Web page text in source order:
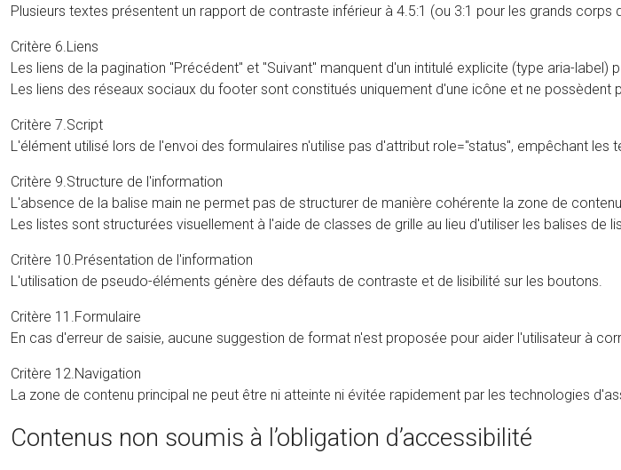
Plusieurs textes présentent un rapport de contraste inférieur à 4.5:1 (ou 3:1 pour les grands
Critère 6.Liens
Les liens de la pagination "Précédent" et "Suivant" manquent d'un intitulé explicite (type aria-
Les liens des réseaux sociaux du footer sont constitués uniquement d'une icône et ne possèdent
Critère 7.Script
L'élément utilisé lors de l'envoi des formulaires n'utilise pas d'attribut role="status", empêchant
Critère 9.Structure de l'information
L'absence de la balise main ne permet pas de structurer de manière cohérente la zone de
Les listes sont structurées visuellement à l'aide de classes de grille au lieu d'utiliser les balises de
Critère 10.Présentation de l'information
L'utilisation de pseudo-éléments génère des défauts de contraste et de lisibilité sur les boutons.
Critère 11.Formulaire
En cas d'erreur de saisie, aucune suggestion de format n'est proposée pour aider l'utilisateur à
Critère 12.Navigation
La zone de contenu principal ne peut être ni atteinte ni évitée rapidement par les technologies
Contenus non soumis à l’obligation d’accessibilité